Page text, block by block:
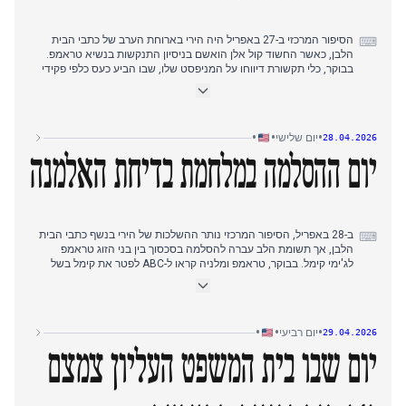
⌨
הסיפור המרכזי ב-27 באפריל היה הירי בארוחת הערב של כתבי הבית
הלבן, כאשר החשוד קול אלן הואשם בניסיון התנקשות בנשיא טראמפ.
בבוקר, כלי תקשורת דיווחו על המניפסט שלו, שבו הביע כעס כלפי פקידי
יותר באותו יום, אלן הואשם רשמית, ופקידי משרד המשפטים טענו
למזימה רחבה יותר. סיפורים משניים כללו את הצעת איראן לפתוח מחדש
את מצר הורמוז וביקור המלך צ'ארלס.
28.04.2026
•יום שלישי•
•
יום ההסלמה במלחמת בדיחת האלמנה
⌨
ב-28 באפריל, הסיפור המרכזי נותר ההשלכות של הירי בנשף כתבי הבית
הלבן, אך תשומת הלב עברה להסלמה בסכסוך בין בני הזוג טראמפ
לג'ימי קימל. בבוקר, טראמפ ומלניה קראו ל-ABC לפטר את קימל בשל
הבדיחה ותקף את מלניה. עד אחר הצהריים, הסכסוך שלט בכותרות,
הורמוז אך לדחות את השיחות הגרעיניות, כאשר מחירי הנפט עלו. ביקורו
של המלך צ'ארלס סיפק קו עלילה משני, שהגיע לשיאו בנאומו בפני
הקונגרס ובארוחת ערב ממלכתית, בה גינה את ניסיון ההתנקשות.
29.04.2026
•יום רביעי•
•
יום שבו בית המשפט העליון צמצם